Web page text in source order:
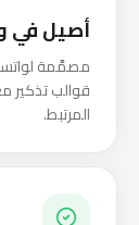
أصيل في
قوالب تذكير
المرتبط.